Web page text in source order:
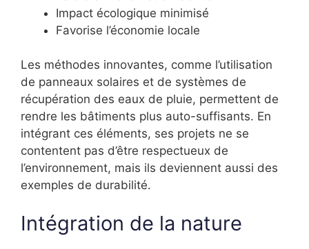
Impact écologique minimisé
Favorise l’économie locale
Les méthodes innovantes, comme l’utilisation
de panneaux solaires et de systèmes de
récupération des eaux de pluie, permettent de
rendre les bâtiments plus auto-suffisants. En
intégrant ces éléments, ses projets ne se
contentent pas d’être respectueux de
l’environnement, mais ils deviennent aussi des
exemples de durabilité.
Intégration de la nature